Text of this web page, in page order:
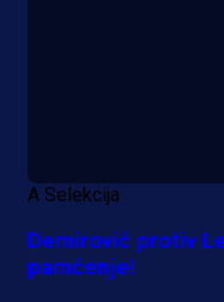
A Selekcija
Demirović protiv
pamćenje!